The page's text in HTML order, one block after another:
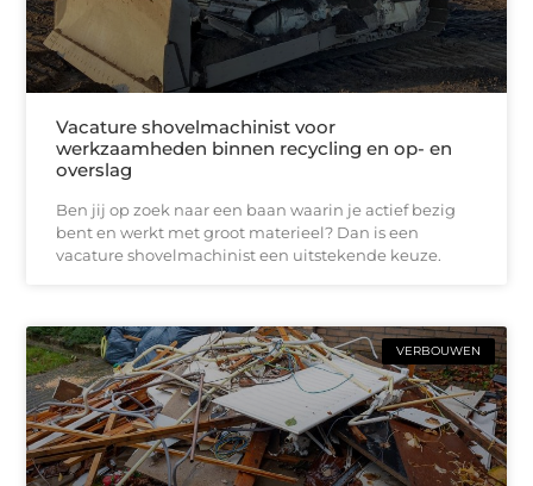
Vacature shovelmachinist voor
werkzaamheden binnen recycling en op- en
overslag
Ben jij op zoek naar een baan waarin je actief bezig
bent en werkt met groot materieel? Dan is een
vacature shovelmachinist een uitstekende keuze.
VERBOUWEN